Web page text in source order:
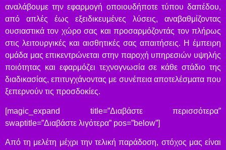
αναλάβουμε την εφαρμογή οποιουδήποτε τύπου δαπέδου,
από απλές έως εξειδικευμένες λύσεις, αναβαθμίζοντας
ουσιαστικά τον χώρο σας και προσαρμόζοντάς τον πλήρως
στις λειτουργικές και αισθητικές σας απαιτήσεις. Η έμπειρη
ομάδα μας επικεντρώνεται στην παροχή υπηρεσιών υψηλής
ποιότητας και εφαρμόζει τεχνογνωσία σε κάθε στάδιο της
διαδικασίας, επιτυγχάνοντας με συνέπεια αποτελέσματα που
ξεπερνούν τις προσδοκίες.
[magic_expand title=”Διαβάστε περισσότερα”
swaptitle=”Διαβάστε λιγότερα” pos=”below”]
Από τη μελέτη μέχρι την τελική παράδοση, στόχος μας είναι